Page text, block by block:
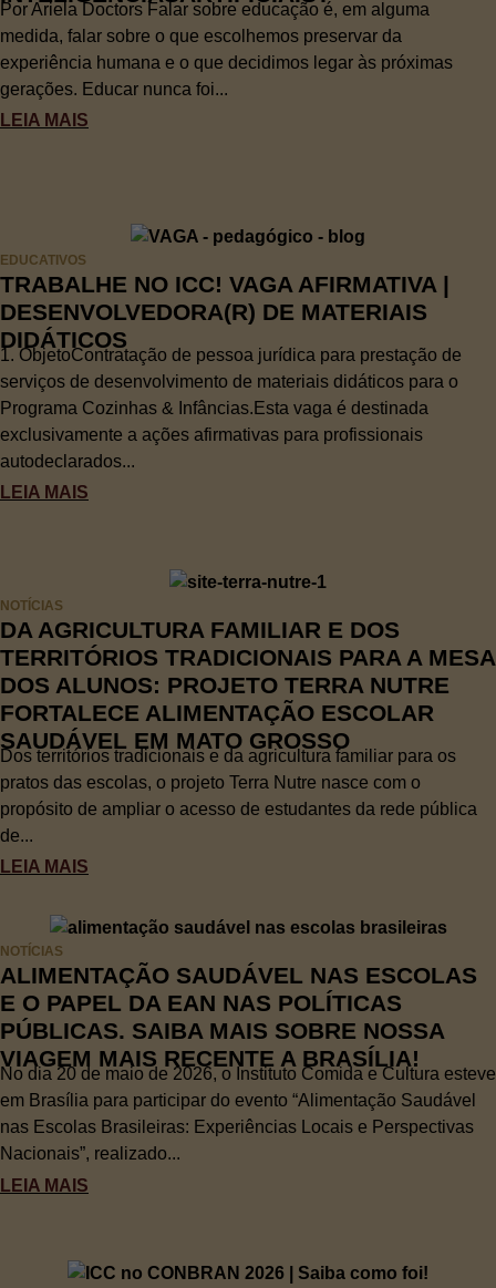
Por Ariela Doctors Falar sobre educação é, em alguma
medida, falar sobre o que escolhemos preservar da
experiência humana e o que decidimos legar às próximas
gerações. Educar nunca foi...
LEIA MAIS
EDUCATIVOS
TRABALHE NO ICC! VAGA AFIRMATIVA |
DESENVOLVEDORA(R) DE MATERIAIS
DIDÁTICOS
1. ObjetoContratação de pessoa jurídica para prestação de
serviços de desenvolvimento de materiais didáticos para o
Programa Cozinhas & Infâncias.Esta vaga é destinada
exclusivamente a ações afirmativas para profissionais
autodeclarados...
LEIA MAIS
NOTÍCIAS
DA AGRICULTURA FAMILIAR E DOS
TERRITÓRIOS TRADICIONAIS PARA A MESA
DOS ALUNOS: PROJETO TERRA NUTRE
FORTALECE ALIMENTAÇÃO ESCOLAR
SAUDÁVEL EM MATO GROSSO
Dos territórios tradicionais e da agricultura familiar para os
pratos das escolas, o projeto Terra Nutre nasce com o
propósito de ampliar o acesso de estudantes da rede pública
de...
LEIA MAIS
NOTÍCIAS
ALIMENTAÇÃO SAUDÁVEL NAS ESCOLAS
E O PAPEL DA EAN NAS POLÍTICAS
PÚBLICAS. SAIBA MAIS SOBRE NOSSA
VIAGEM MAIS RECENTE A BRASÍLIA!
No dia 20 de maio de 2026, o Instituto Comida e Cultura esteve
em Brasília para participar do evento “Alimentação Saudável
nas Escolas Brasileiras: Experiências Locais e Perspectivas
Nacionais”, realizado...
LEIA MAIS